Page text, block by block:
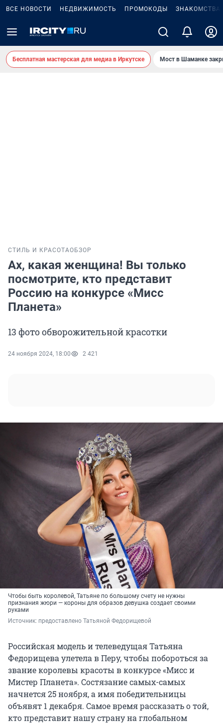
ВСЕ НОВОСТИ НЕДВИЖИМОСТЬ ПРОМОКОДЫ ЗНАКОМСТВА
Бесплатная мастерская для медиа в Иркутске Мост в Шаманке
СТИЛЬ И КРАСОТАОБЗОР
Ах, какая женщина! Вы только
посмотрите, кто представит
Россию на конкурсе «Мисс
Планета»
13 фото обворожительной красотки
24 ноября 2024, 18:00 2 421
Чтобы быть королевой, Татьяне по большому счету не нужны
признания жюри — короны для образов девушка создает своими
руками
Источник: предоставлено Татьяной Федорищевой
Российская модель и телеведущая Татьяна
Федорищева улетела в Перу, чтобы побороться за
звание королевы красоты в конкурсе «Мисс и
Мистер Планета». Состязание самых-самых
начнется 25 ноября, а имя победительницы
объявят 1 декабря. Самое время рассказать о той,
кто представит нашу страну на глобальном